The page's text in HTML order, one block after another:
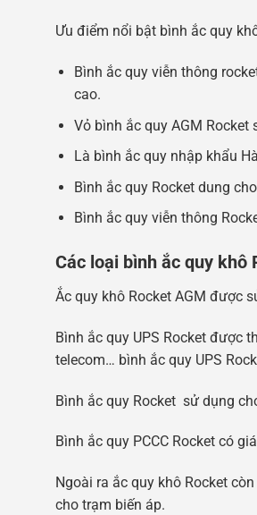
Ưu điểm nổi bật bình ắc quy
Bình ắc quy viễn thông
cao.
Vỏ bình ắc quy AGM
Là bình ắc quy nhập khẩu
Bình ắc quy Rocket dung
Bình ắc quy viễn thông
Các loại bình ắc quy khô
Ắc quy khô Rocket AGM được
Bình ắc quy UPS Rocket được
telecom… bình ắc quy UPS
Bình ắc quy Rocket sử dụng
Bình ắc quy PCCC Rocket có
Ngoài ra ắc quy khô Rocket
cho trạm biến áp.